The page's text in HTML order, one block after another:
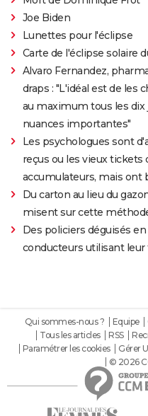
Joe Biden
Lunettes pour l'éclipse
Carte de l'éclipse solaire
Alvaro Fernandez,
draps : "L'idéal est de les
au maximum tous les dix
nuances importantes"
Les psychologues sont
reçus ou les vieux tickets
accumulateurs, mais ont
Du carton au lieu du
misent sur cette
Des policiers déguisés
conducteurs utilisant
Qui sommes-nous ? Equipe
Tous les articles
RSS
Paramétrer les cookies
Gérer
© 2026